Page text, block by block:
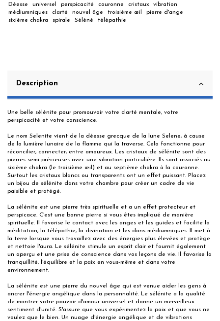
Déesse
universel perspicacité couronne cristaux
vibration
médiumniques
clarté nouvel âge troisième œil
pierre d'ange
sixième chakra
spirale Séléné télépathie
Description
Une belle sélénite pour promouvoir votre clarté mentale, votre
perspicacité et votre conscience.
Le nom Selenite vient de la déesse grecque de la lune Selene, à cause
de la lumière lunaire de la flamme qui la traverse. Cela fonctionne pour
réconcilier, connecter, entre amoureux. Les cristaux de sélénite sont des
pierres semi-précieuses avec une vibration particulière. Ils sont associés au
sixième chakra (le troisième œil) et au septième chakra à la couronne.
Surtout les cristaux blancs ou transparents ont un effet puissant. Placez
un bijou de sélénite dans votre chambre pour créer un cadre de vie
paisible et protégé.
La sélénite est une pierre très spirituelle et a un effet protecteur et
perspicace. C'est une bonne pierre si vous êtes impliqué de manière
spirituelle. Il favorise le contact avec les anges et les guides et facilite la
méditation, la télépathie, la divination et les dons médiumniques. Il met à
la terre lorsque vous travaillez avec des énergies plus élevées et protège
et nettoie l'aura. Le sélénite stimule un esprit clair et fournit également
un aperçu et une prise de conscience dans vos leçons de vie. Il favorise la
tranquillité, l'équilibre et la paix en vous-même et dans votre
environnement.
La sélénite est une pierre du nouvel âge qui est venue aider les gens à
ancrer l'énergie angélique dans la personnalité. Le sélénite a la qualité
de montrer votre pouvoir d'amour universel et donne un merveilleux
sentiment d'unité. S'assure que vous expérimentez la paix et que vous ne
voulez que le bien. Un nuage d'énergie angélique et de vibrations